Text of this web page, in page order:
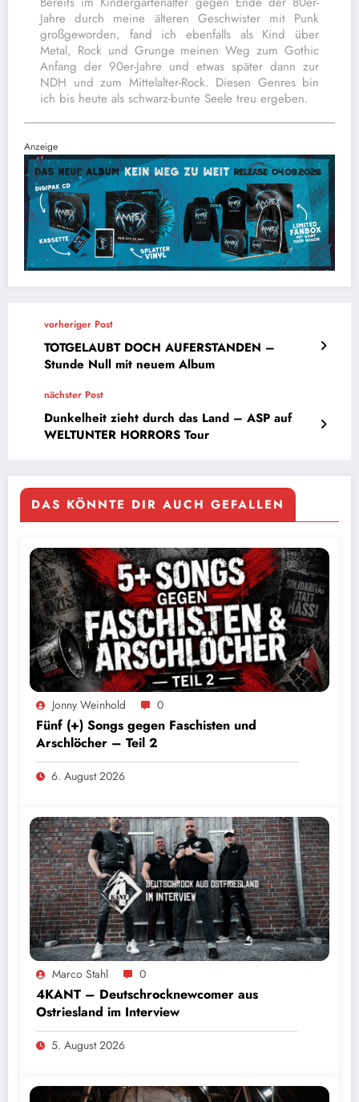
Jahre durch meine älteren Geschwister mit Punk
großgeworden, fand ich ebenfalls als Kind über
Metal, Rock und Grunge meinen Weg zum Gothic
Anfang der 90er-Jahre und etwas später dann zur
NDH und zum Mittelalter-Rock. Diesen Genres bin
ich bis heute als schwarz-bunte Seele treu ergeben.
Anzeige
vorheriger Post
TOTGELAUBT DOCH AUFERSTANDEN –
Stunde Null mit neuem Album
nächster Post
Dunkelheit zieht durch das Land – ASP auf
WELTUNTER HORRORS Tour
DAS KÖNNTE DIR AUCH GEFALLEN
Jonny Weinhold 0
Fünf (+) Songs gegen Faschisten und
Arschlöcher – Teil 2
6. August 2026
Marco Stahl 0
4KANT – Deutschrocknewcomer aus
Ostriesland im Interview
5. August 2026